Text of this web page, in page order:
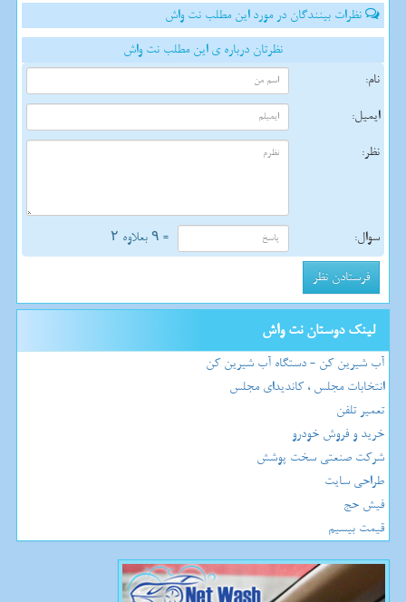
نظرات بینندگان در مورد این مطلب نت واش
نظرتان درباره ی این مطلب نت واش
نام:
ایمیل:
نظر:
سوال: = ۹ بعلاوه ۲
لینک دوستان نت واش
آب شیرین کن - دستگاه آب شیرین کن
انتخابات مجلس ، کاندیدای مجلس
تعمیر تلفن
خرید و فروش خودرو
شرکت صنعتی سخت پوشش
طراحی سایت
فیش حج
قیمت بیسیم